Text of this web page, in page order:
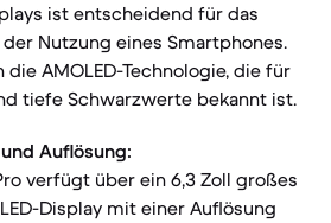
ist entscheidend für das
Nutzung eines Smartphones.
AMOLED-Technologie, die für
tiefe Schwarzwerte bekannt ist.
Auflösung:
verfügt über ein 6,3 Zoll großes
Display mit einer Auflösung